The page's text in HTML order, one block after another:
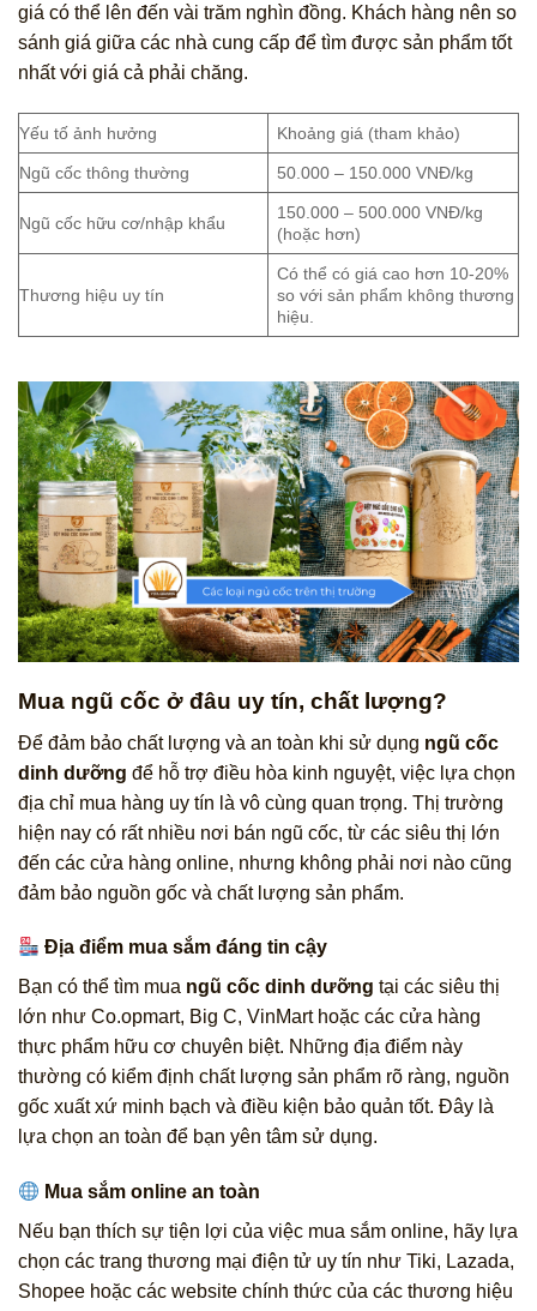
giá có thể lên đến vài trăm nghìn đồng. Khách hàng nên so
sánh giá giữa các nhà cung cấp để tìm được sản phẩm tốt
nhất với giá cả phải chăng.
Yếu tố ảnh hưởng Khoảng giá (tham khảo)
Ngũ cốc thông thường 50.000 – 150.000 VNĐ/kg
Ngũ cốc hữu cơ/nhập khẩu
150.000 – 500.000 VNĐ/kg
(hoặc hơn)
Thương hiệu uy tín
Có thể có giá cao hơn 10-20%
so với sản phẩm không thương
hiệu.
Mua ngũ cốc ở đâu uy tín, chất lượng?
Để đảm bảo chất lượng và an toàn khi sử dụng ngũ cốc
dinh dưỡng để hỗ trợ điều hòa kinh nguyệt, việc lựa chọn
địa chỉ mua hàng uy tín là vô cùng quan trọng. Thị trường
hiện nay có rất nhiều nơi bán ngũ cốc, từ các siêu thị lớn
đến các cửa hàng online, nhưng không phải nơi nào cũng
đảm bảo nguồn gốc và chất lượng sản phẩm.
Địa điểm mua sắm đáng tin cậy
Bạn có thể tìm mua ngũ cốc dinh dưỡng tại các siêu thị
lớn như Co.opmart, Big C, VinMart hoặc các cửa hàng
thực phẩm hữu cơ chuyên biệt. Những địa điểm này
thường có kiểm định chất lượng sản phẩm rõ ràng, nguồn
gốc xuất xứ minh bạch và điều kiện bảo quản tốt. Đây là
lựa chọn an toàn để bạn yên tâm sử dụng.
Mua sắm online an toàn
Nếu bạn thích sự tiện lợi của việc mua sắm online, hãy lựa
chọn các trang thương mại điện tử uy tín như Tiki, Lazada,
Shopee hoặc các website chính thức của các thương hiệu